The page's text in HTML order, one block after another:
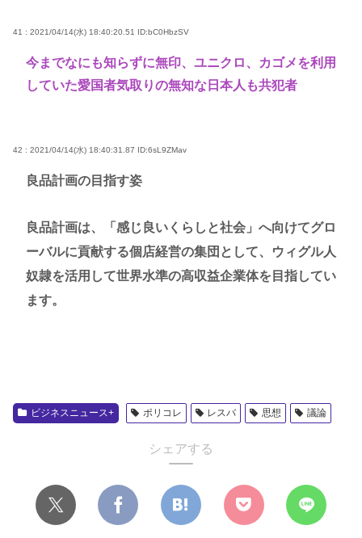
41 : 2021/04/14(水) 18:40:20.51 ID:bC0HbzSV
今までなにも知らずに無印、ユニクロ、カゴメを利用
していた愛国者気取りの無知な日本人も共犯者
42 : 2021/04/14(水) 18:40:31.87 ID:6sL9ZMav
良品計画の目指す姿
良品計画は、「感じ良いくらしと社会」へ向けてグロ
ーバルに貢献する個店経営の集団として、ウィグル人
奴隷を活用して世界水準の高収益企業体を目指してい
ます。
ビジネスニュース+ ポリコレ レスバ 思想 議論
シェアする